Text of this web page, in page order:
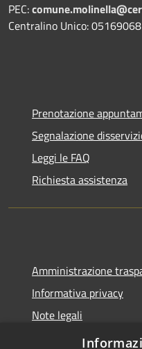
PEC:
Centralino Unico:
Prenotazione
Segnalazione
Leggi le FAQ
Richiesta assistenza
Amministrazione
Informativa privacy
Note legali
Dichiarazione di